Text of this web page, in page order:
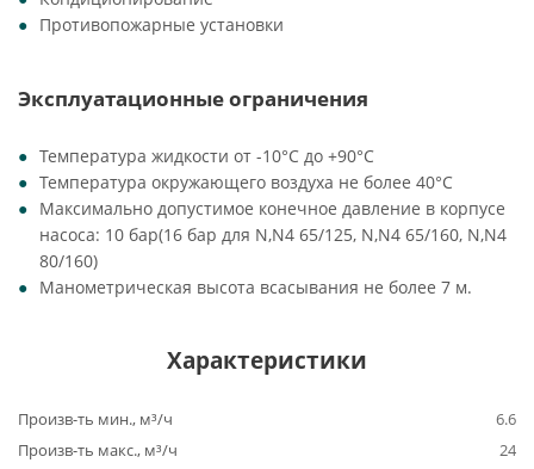
Противопожарные установки
Эксплуатационные ограничения
Температура жидкости от -10°C до +90°C
Температура окружающего воздуха не более 40°C
Максимально допустимое конечное давление в корпусе
насоса: 10 бар(16 бар для N,N4 65/125, N,N4 65/160, N,N4
80/160)
Манометрическая высота всасывания не более 7 м.
Характеристики
Произв-ть мин., м³/ч
6.6
Произв-ть макс., м³/ч
24